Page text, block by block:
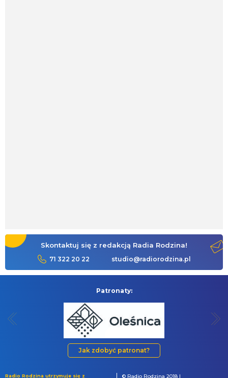
Skontaktuj się z redakcją Radia Rodzina!
71 322 20 22 studio@radiorodzina.pl
Patronaty:
Jak zdobyć patronat?
Radio Rodzina utrzymuje się z © Radio Rodzina 2018 |